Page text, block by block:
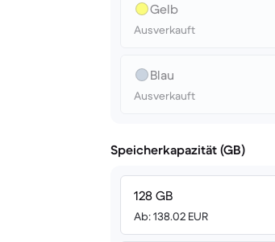
Gelb
Ausverkauft
Blau
Ausverkauft
Speicherkapazität (GB)
128 GB
Ab: 138.02 EUR